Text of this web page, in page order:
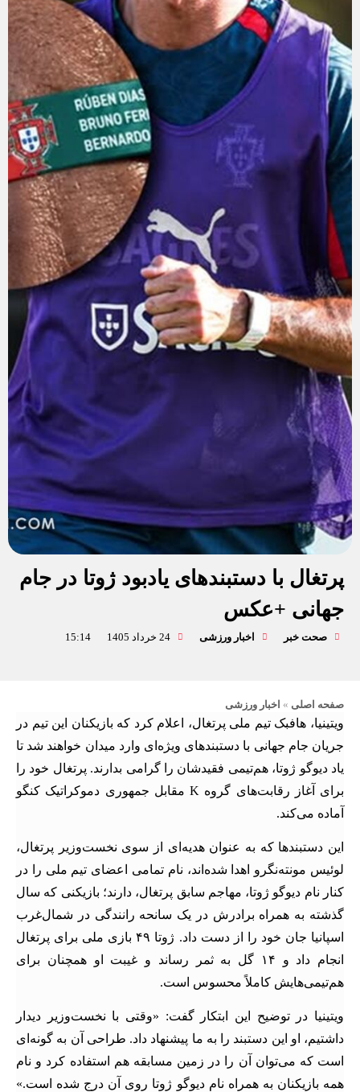
پرتغال با دستبندهای یادبود ژوتا در جام
جهانی +عکس
صحت خبر اخبار ورزشی 24 خرداد 1405 15:14
صفحه اصلی » اخبار ورزشی
ویتینیا، هافبک تیم ملی پرتغال، اعلام کرد که بازیکنان این تیم در
جریان جام جهانی با دستبندهای ویژه‌ای وارد میدان خواهند شد تا
یاد دیوگو ژوتا، هم‌تیمی فقیدشان را گرامی بدارند. پرتغال خود را
برای آغاز رقابت‌های گروه K مقابل جمهوری دموکراتیک کنگو
آماده می‌کند.
این دستبندها که به عنوان هدیه‌ای از سوی نخست‌وزیر پرتغال،
لوئیس مونته‌نگرو اهدا شده‌اند، نام تمامی اعضای تیم ملی را در
کنار نام دیوگو ژوتا، مهاجم سابق پرتغال، دارند؛ بازیکنی که سال
گذشته به همراه برادرش در یک سانحه رانندگی در شمال‌غرب
اسپانیا جان خود را از دست داد. ژوتا ۴۹ بازی ملی برای پرتغال
انجام داد و ۱۴ گل به ثمر رساند و غیبت او همچنان برای
هم‌تیمی‌هایش کاملاً محسوس است.
ویتینیا در توضیح این ابتکار گفت: «وقتی با نخست‌وزیر دیدار
داشتیم، او این دستبند را به ما پیشنهاد داد. طراحی آن به گونه‌ای
است که می‌توان آن را در زمین مسابقه هم استفاده کرد و نام
همه بازیکنان به همراه نام دیوگو ژوتا روی آن درج شده است.»